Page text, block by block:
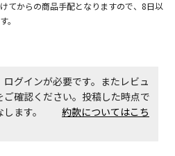
てからの商品手配となりますので、8日以
。
グインが必要です。またレビュ
ご確認ください。投稿した時点で
します。 約款についてはこち